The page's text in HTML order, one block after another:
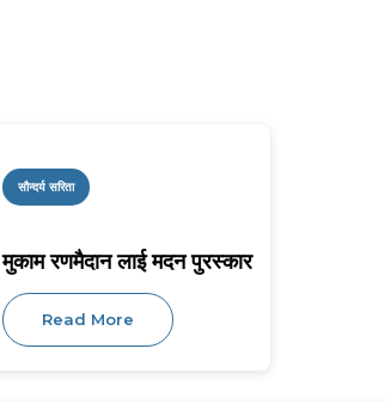
सौन्दर्य सरिता
मुकाम रणमैदान लाई मदन पुरस्कार
Read More